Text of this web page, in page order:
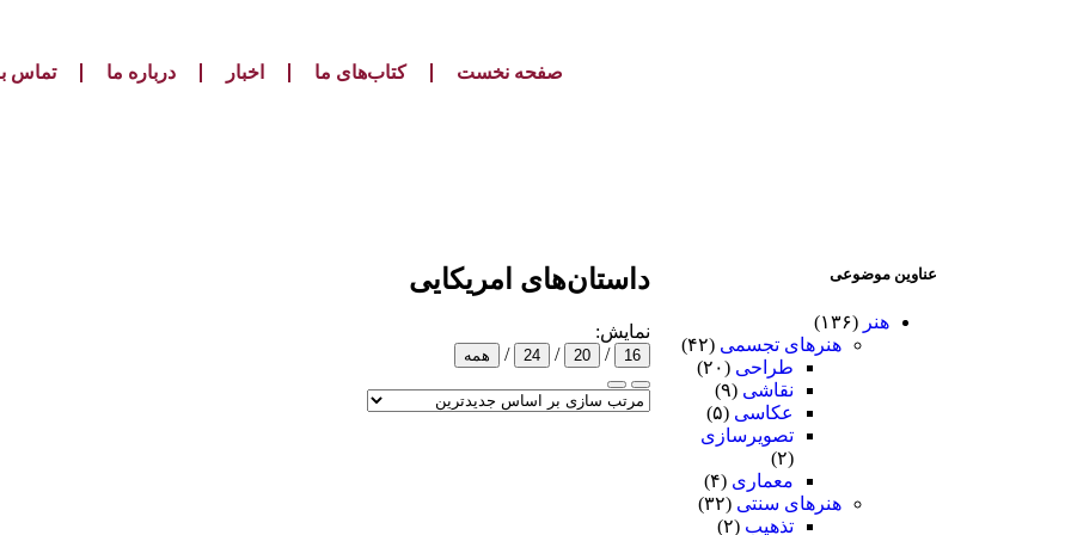
صفحه نخست کتاب‌های ما اخبار درباره ما تماس
عناوین موضوعی
هنر (۱۳۶)
هنرهای تجسمی (۴۲)
طراحی (۲۰)
نقاشی (۹)
عکاسی (۵)
تصویرسازی
(۲)
معماری (۴)
هنرهای سنتی (۳۲)
تذهیب (۲)
داستان‌های امریکایی
نمایش:
16
/
20
/
24
/ همه